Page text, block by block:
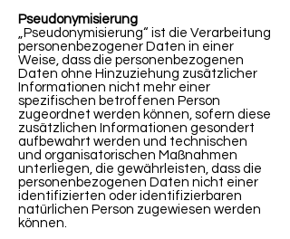
Pseudonymisierung
„Pseudonymisierung“ ist die Verarbeitung
personenbezogener Daten in einer
Weise, dass die personenbezogenen
Daten ohne Hinzuziehung zusätzlicher
Informationen nicht mehr einer
spezifischen betroffenen Person
zugeordnet werden können, sofern diese
zusätzlichen Informationen gesondert
aufbewahrt werden und technischen
und organisatorischen Maßnahmen
unterliegen, die gewährleisten, dass die
personenbezogenen Daten nicht einer
identifizierten oder identifizierbaren
natürlichen Person zugewiesen werden
können.